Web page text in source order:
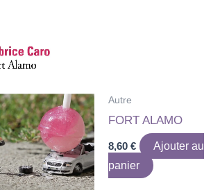
Autre
FORT ALAMO
8,60€
Ajouter au
panier